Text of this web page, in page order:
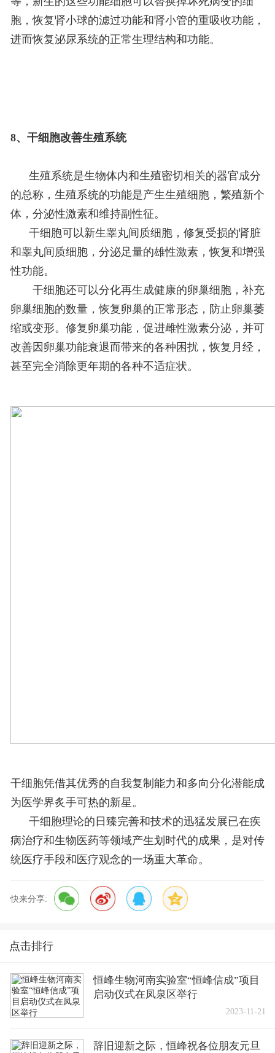
胞，恢复肾小球的滤过功能和肾小管的重吸收功能，
进而恢复泌尿系统的正常生理结构和功能。
8、干细胞改善生殖系统
生殖系统是生物体内和生殖密切相关的器官成分
的总称，生殖系统的功能是产生生殖细胞，繁殖新个
体，分泌性激素和维持副性征。
干细胞可以新生睾丸间质细胞，修复受损的肾脏
和睾丸间质细胞，分泌足量的雄性激素，恢复和增强
性功能。
干细胞还可以分化再生成健康的卵巢细胞，补充
卵巢细胞的数量，恢复卵巢的正常形态，防止卵巢萎
缩或变形。修复卵巢功能，促进雌性激素分泌，并可
改善因卵巢功能衰退而带来的各种困扰，恢复月经，
甚至完全消除更年期的各种不适症状。
干细胞凭借其优秀的自我复制能力和多向分化潜能成
为医学界炙手可热的新星。
干细胞理论的日臻完善和技术的迅猛发展已在疾
病治疗和生物医药等领域产生划时代的成果，是对传
统医疗手段和医疗观念的一场重大革命。
快来分享:
点击排行
恒峰生物河南实验室“恒峰信成”项目
启动仪式在凤泉区举行
2023-11-21
辞旧迎新之际，恒峰祝各位朋友元旦